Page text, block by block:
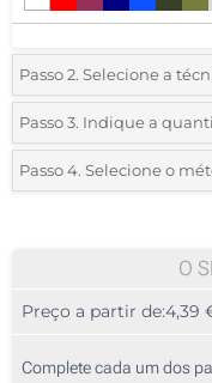
Passo 2. Selecione a
*Selecione o tipo de
1 Cor (Na frente)
Passo 3. Indique a
*Quantidade mínima:10
20
50
Passo 4. Selecione o
O
Preço a partir de:4,39
Complete cada um dos